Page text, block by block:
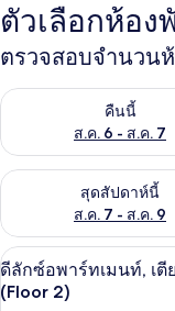
ตัวเลือกห้อง
ตรวจสอบจำนวน
คืนนี้
ส.ค. 6 - ส.ค. 7
ตรวจสอบจำนวนห้องพั
สุดสัปดาห์นี้
ส.ค. 7 - ส.ค. 9
ตรวจสอบจำนวนห้องพั
เปิด
ภาพถ่าย
1
ดีลักซ์อพาร์ทเมนท์, เตี
(Floor 2)